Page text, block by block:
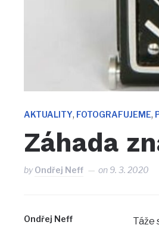
AKTUALITY, FOTOGRAFUJEME,
Záhada
byOndřej Neff on 9. 3. 2020
Ondřej Neff
Táže